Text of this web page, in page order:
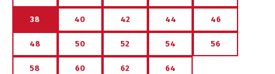
38 40 42 44 46
48 50 52 54 56
58 60 62 64